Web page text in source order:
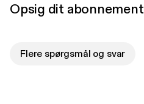
Opsig dit abonnement
Flere spørgsmål og svar